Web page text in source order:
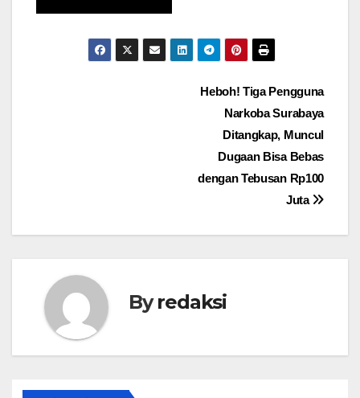
Heboh! Tiga Pengguna
Narkoba Surabaya
Ditangkap, Muncul
Dugaan Bisa Bebas
dengan Tebusan Rp100
Juta
Byredaksi